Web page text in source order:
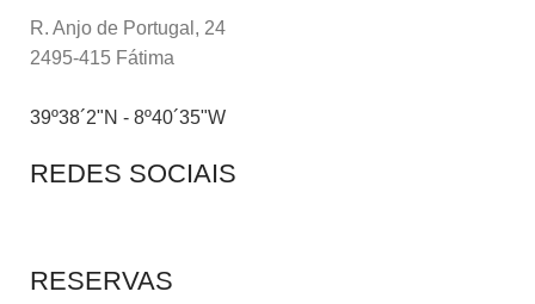
R. Anjo de Portugal, 24
2495-415 Fátima
39º38´2"N - 8º40´35"W
REDES SOCIAIS
RESERVAS